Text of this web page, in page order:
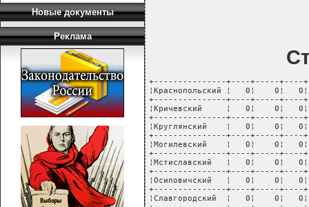
Новые документы
Реклама
+---------------+----+-----+----
¦Краснопольский ¦   0¦
+---------------+----+-----+----
¦Кричевский     ¦   0¦    0¦
+---------------+----+-----+----
¦Круглянский    ¦   0¦    0¦
+---------------+----+-----+----
¦Могилевский    ¦   0¦    0¦
+---------------+----+-----+----
¦Мстиславский   ¦   0¦    0¦
+---------------+----+-----+----
¦Осиповичский   ¦   0¦    0¦
+---------------+----+-----+----
¦Славгородский  ¦   0¦